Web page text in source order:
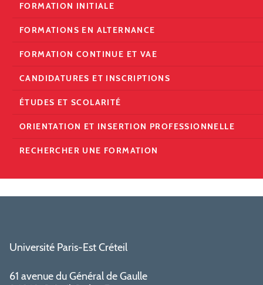
FORMATION INITIALE
FORMATIONS EN ALTERNANCE
FORMATION CONTINUE ET VAE
CANDIDATURES ET INSCRIPTIONS
ÉTUDES ET SCOLARITÉ
ORIENTATION ET INSERTION PROFESSIONNELLE
RECHERCHER UNE FORMATION
Université Paris-Est Créteil
61 avenue du Général de Gaulle